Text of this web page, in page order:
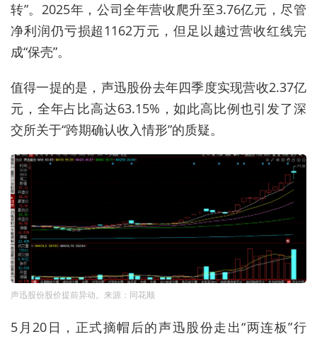
转”。2025年，公司全年营收爬升至3.76亿元，尽管
净利润仍亏损超1162万元，但足以越过营收红线完
成“保壳”。
值得一提的是，声迅股份去年四季度实现营收2.37亿
元，全年占比高达63.15%，如此高比例也引发了深
交所关于“跨期确认收入情形”的质疑。
声迅股份股价提前异动。来源：同花顺
5月20日，正式摘帽后的声迅股份走出“两连板”行